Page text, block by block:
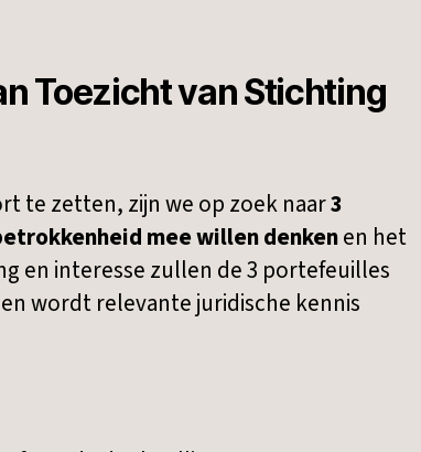
Toezicht van Stichting
te zetten, zijn we op zoek naar3
mee willen denkenen het
en interesse zullen de 3 portefeuilles
wordt relevante juridische kennis